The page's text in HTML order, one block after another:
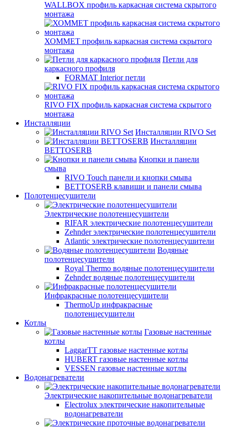
WALLBOX профиль каркасная система скрытого
монтажа
ХОММЕТ профиль каркасная система скрытого
монтажа
Петли для
каркасного профиля
FORMAT Interior петли
RIVO FIX профиль каркасная система скрытого
монтажа
Инсталляции
Инсталляции RIVO Set
Инсталляции
BETTOSERB
Кнопки и панели
смыва
RIVO Touch панели и кнопки смыва
BETTOSERB клавиши и панели смыва
Полотенцесушители
Электрические полотенцесушители
RIFAR электрические полотенцесушители
Zehnder электрические полотенцесушители
Atlantic электрические полотенцесушители
Водяные
полотенцесушители
Royal Thermo водяные полотенцесушители
Zehnder водяные полотенцесушители
Инфракрасные полотенцесушители
ThermoUp инфракрасные
полотенцесушители
Котлы
Газовые настенные
котлы
LaggarTT газовые настенные котлы
HUBERT газовые настенные котлы
VESSEN газовые настенные котлы
Водонагреватели
Электрические накопительные водонагреватели
Electrolux электрические накопительные
водонагреватели